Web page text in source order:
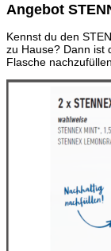
Angebot
Kennst du den
zu Hause? Dann ist
Flasche nachzufüllen.